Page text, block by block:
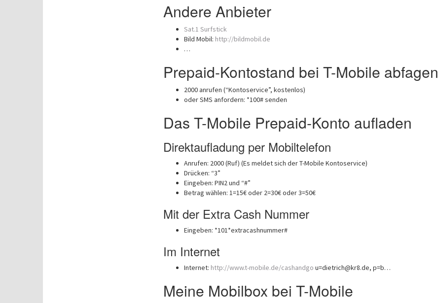
Andere Anbieter
Sat.1 Surfstick
Bild Mobil: http://bildmobil.de
…
Prepaid-Kontostand bei T-Mobile abfagen
2000 anrufen (“Kontoservice”, kostenlos)
oder SMS anfordern: *100# senden
Das T-Mobile Prepaid-Konto aufladen
Direktaufladung per Mobiltelefon
Anrufen: 2000 (Ruf) (Es meldet sich der T-Mobile Kontoservice)
Drücken: “3”
Eingeben: PIN2 und “#”
Betrag wählen: 1=15€ oder 2=30€ oder 3=50€
Mit der Extra Cash Nummer
Eingeben: *101*extracashnummer#
Im Internet
Internet: http://www.t-mobile.de/cashandgo u=dietrich@kr8.de, p=b…
Meine Mobilbox bei T-Mobile